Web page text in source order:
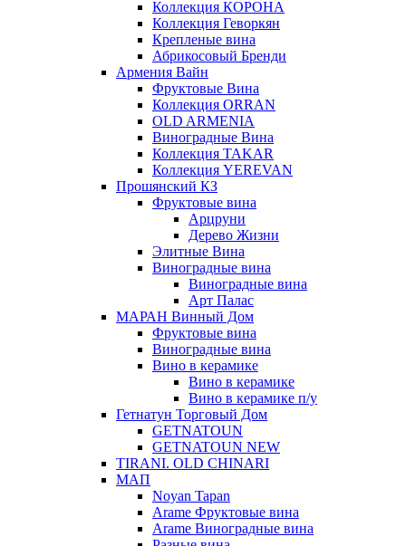
Коллекция КОРОНА
Коллекция Геворкян
Крепленые вина
Абрикосовый Бренди
Армения Вайн
Фруктовые Вина
Коллекция ORRAN
OLD ARMENIA
Виноградные Вина
Коллекция TAKAR
Коллекция YEREVAN
Прошянский КЗ
Фруктовые вина
Арцруни
Дерево Жизни
Элитные Вина
Виноградные вина
Виноградные вина
Арт Палас
МАРАН Винный Дом
Фруктовые вина
Виноградные вина
Вино в керамике
Вино в керамике
Вино в керамике п/у
Гетнатун Торговый Дом
GETNATOUN
GETNATOUN NEW
TIRANI. OLD CHINARI
МАП
Noyan Tapan
Arame Фруктовые вина
Arame Виноградные вина